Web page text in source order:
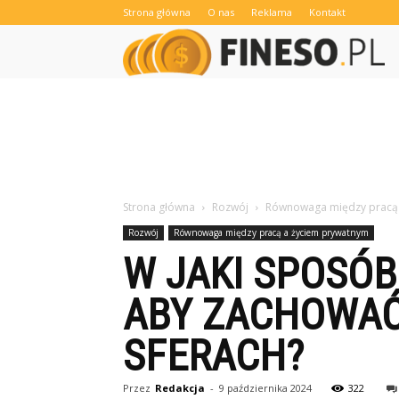
Strona główna O nas Reklama Kontakt
Strona główna Rozwój Równowaga między
Rozwój Równowaga między pracą a życiem prywatnym
W JAKI
ABY
SFERACH?
Przez Redakcja - 9 października 2024 322